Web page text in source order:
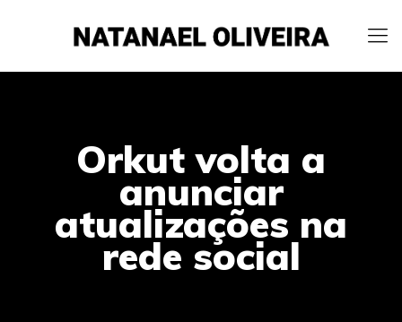
Orkut volta a
anunciar
atualizações na
rede social